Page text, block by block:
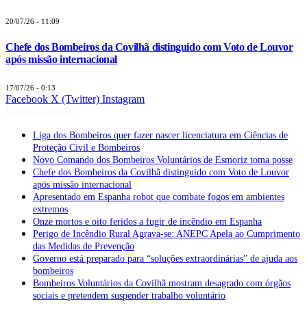
20/07/26 - 11:09
Chefe dos Bombeiros da Covilhã distinguido com Voto de Louvor
após missão internacional
17/07/26 - 0:13
Facebook X (Twitter) Instagram
Liga dos Bombeiros quer fazer nascer licenciatura em Ciências de
Proteção Civil e Bombeiros
Novo Comando dos Bombeiros Voluntários de Esmoriz toma posse
Chefe dos Bombeiros da Covilhã distinguido com Voto de Louvor
após missão internacional
Apresentado em Espanha robot que combate fogos em ambientes
extremos
Onze mortos e oito feridos a fugir de incêndio em Espanha
Perigo de Incêndio Rural Agrava-se: ANEPC Apela ao Cumprimento
das Medidas de Prevenção
Governo está preparado para “soluções extraordinárias” de ajuda aos
bombeiros
Bombeiros Voluntários da Covilhã mostram desagrado com órgãos
sociais e pretendem suspender trabalho voluntário